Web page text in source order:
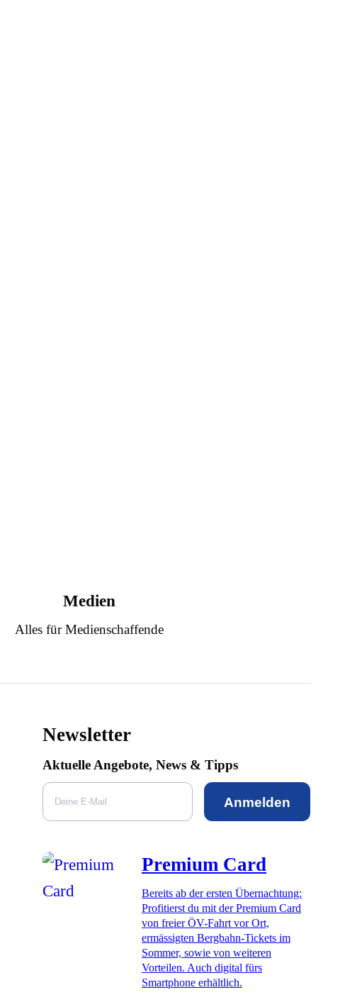
Medien
Alles für Medienschaffende
Newsletter
Aktuelle Angebote, News & Tipps
Anmelden
Premium Card
Bereits ab der ersten Übernachtung:
Profitierst du mit der Premium Card
von freier ÖV-Fahrt vor Ort,
ermässigten Bergbahn-Tickets im
Sommer, sowie von weiteren
Vorteilen. Auch digital fürs
Smartphone erhältlich.